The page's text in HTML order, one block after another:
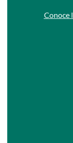
Conoce